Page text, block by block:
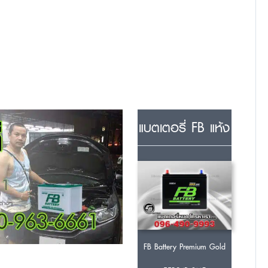
แบตเตอรี่ FB แห้ง
FB Battery Premium Gold